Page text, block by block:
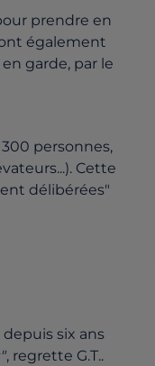
prendre en
également
garde, par le
personnes,
Cette
délibérées"
six ans
, regrette G.T..